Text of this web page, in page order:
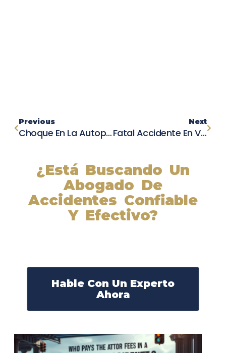
Previous
Choque En La Autopista 101: Un Fallecido Y Arresto Por Sospecha De DUI
Next
Fatal Accidente En Vallejo: Hyundai Y Infiniti Chocan En Solano Avenue
¿Está Buscando Un
Abogado De
Accidentes Confiable
Y Efectivo?
Hable Con Un Experto
Ahora